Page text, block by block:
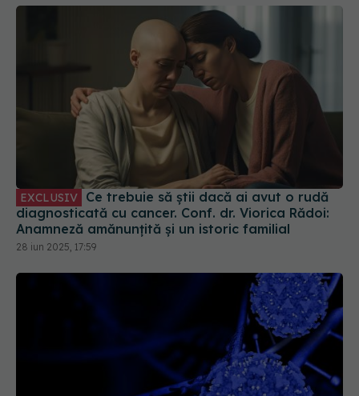
EXCLUSIV
diagnosticată cu cancer. Conf. dr. Viorica Rădoi:
Anamneză amănunțită și un istoric familial
28 iun 2025, 17:59